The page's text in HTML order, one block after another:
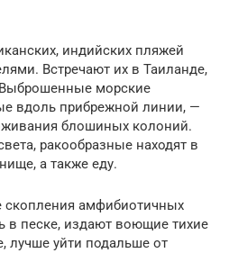
индийских пляжей
Встречают их в Таиланде,
морские
вдоль прибрежной линии, —
блошиных колоний.
ракообразные находят в
а также еду.
амфибиотичных
в песке, издают воющие тихие
лучше уйти подальше от